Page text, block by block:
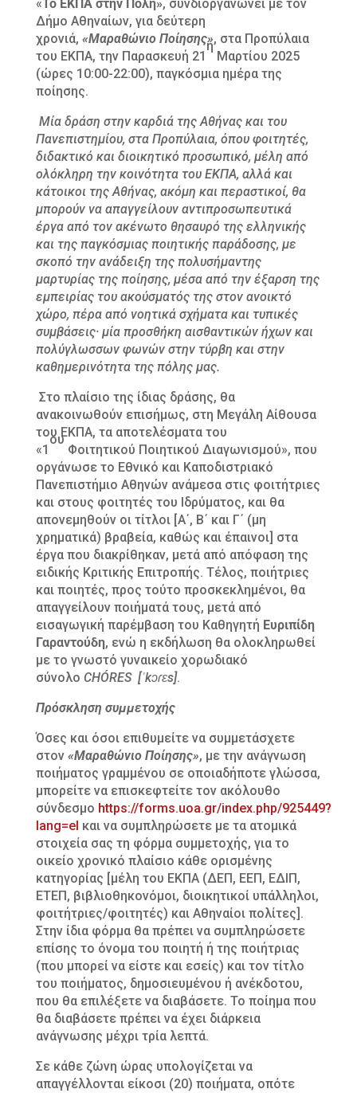
«Το ΕΚΠΑ στην Πόλη», συνδιοργανώνει με τον
Δήμο Αθηναίων, για δεύτερη
χρονιά, «Μαραθώνιο Ποίησης», στα Προπύλαια
του ΕΚΠΑ, την Παρασκευή 21
η
Μαρτίου 2025
(ώρες 10:00-22:00), παγκόσμια ημέρα της
ποίησης.
Μία δράση στην καρδιά της Αθήνας και του
Πανεπιστημίου, στα Προπύλαια, όπου φοιτητές,
διδακτικό και διοικητικό προσωπικό, μέλη από
ολόκληρη την κοινότητα του ΕΚΠΑ, αλλά και
κάτοικοι της Αθήνας, ακόμη και περαστικοί, θα
μπορούν να απαγγείλουν αντιπροσωπευτικά
έργα από τον ακένωτο θησαυρό της ελληνικής
και της παγκόσμιας ποιητικής παράδοσης, με
σκοπό την ανάδειξη της πολυσήμαντης
μαρτυρίας της ποίησης, μέσα από την έξαρση της
εμπειρίας του ακούσματός της στον ανοικτό
χώρο, πέρα από νοητικά σχήματα και τυπικές
συμβάσεις· μία προσθήκη αισθαντικών ήχων και
πολύγλωσσων φωνών στην τύρβη και στην
καθημερινότητα της πόλης μας.
Στο πλαίσιο της ίδιας δράσης, θα
ανακοινωθούν επισήμως, στη Μεγάλη Αίθουσα
του ΕΚΠΑ, τα αποτελέσματα του
«1
ου
Φοιτητικού Ποιητικού Διαγωνισμού», που
οργάνωσε το Εθνικό και Καποδιστριακό
Πανεπιστήμιο Αθηνών ανάμεσα στις φοιτήτριες
και στους φοιτητές του Ιδρύματος, και θα
απονεμηθούν οι τίτλοι [Α΄, Β΄ και Γ΄ (μη
χρηματικά) βραβεία, καθώς και έπαινοι] στα
έργα που διακρίθηκαν, μετά από απόφαση της
ειδικής Κριτικής Επιτροπής. Τέλος, ποιήτριες
και ποιητές, προς τούτο προσκεκλημένοι, θα
απαγγείλουν ποιήματά τους, μετά από
εισαγωγική παρέμβαση του Καθηγητή Ευριπίδη
Γαραντούδη, ενώ η εκδήλωση θα ολοκληρωθεί
με το γνωστό γυναικείο χορωδιακό
σύνολο CHÓRES [ˈkɔɾɛs].
Πρόσκληση συμμετοχής
Όσες και όσοι επιθυμείτε να συμμετάσχετε
στον «Μαραθώνιο Ποίησης», με την ανάγνωση
ποιήματος γραμμένου σε οποιαδήποτε γλώσσα,
μπορείτε να επισκεφτείτε τον ακόλουθο
σύνδεσμο https://forms.uoa.gr/index.php/925449?
lang=el και να συμπληρώσετε με τα ατομικά
στοιχεία σας τη φόρμα συμμετοχής, για το
οικείο χρονικό πλαίσιο κάθε ορισμένης
κατηγορίας [μέλη του ΕΚΠΑ (ΔΕΠ, ΕΕΠ, ΕΔΙΠ,
ΕΤΕΠ, βιβλιοθηκονόμοι, διοικητικοί υπάλληλοι,
φοιτήτριες/φοιτητές) και Αθηναίοι πολίτες].
Στην ίδια φόρμα θα πρέπει να συμπληρώσετε
επίσης το όνομα του ποιητή ή της ποιήτριας
(που μπορεί να είστε και εσείς) και τον τίτλο
του ποιήματος, δημοσιευμένου ή ανέκδοτου,
που θα επιλέξετε να διαβάσετε. Το ποίημα που
θα διαβάσετε πρέπει να έχει διάρκεια
ανάγνωσης μέχρι τρία λεπτά.
Σε κάθε ζώνη ώρας υπολογίζεται να
απαγγέλλονται είκοσι (20) ποιήματα, οπότε